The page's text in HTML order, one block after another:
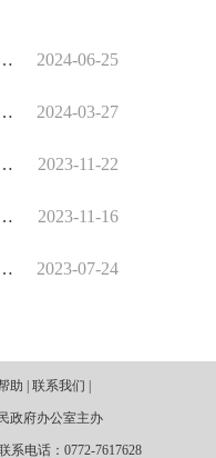
区属国有企业 高级管理人员公告 2024-06-25
市事业单位公开考试招聘笔试将于本周六举行 2024-03-27
招聘教师补充公告（2024年自主招聘第一批） - 招聘简章（公告） - 广西柳州市人力资源和社会保障局网站 2023-11-22
开招聘教师公告（2024年自主招聘第一批） - 招聘简章（公告） - 广西柳州市人力资源和社会保障局网站 2023-11-16
招聘面试公告 - 面试公告 - 广西柳州市人力资源和社会保障局网站 2023-07-24
助 | 联系我们 |
政府办公室主办
系电话：0772-7617628